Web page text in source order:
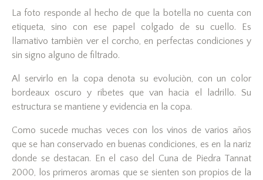
La foto responde al hecho de que la botella no cuenta con
etiqueta, sino con ese papel colgado de su cuello. Es
llamativo tambièn ver el corcho, en perfectas condiciones y
sin signo alguno de filtrado.
Al servirlo en la copa denota su evoluciòn, con un color
bordeaux oscuro y ribetes que van hacia el ladrillo. Su
estructura se mantiene y evidencia en la copa.
Como sucede muchas veces con los vinos de varios años
que se han conservado en buenas condiciones, es en la nariz
donde se destacan. En el caso del Cuna de Piedra Tannat
2000, los primeros aromas que se sienten son propios de la